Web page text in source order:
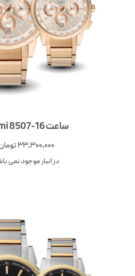
ساعت Laxmi 8507-16
33,300,000تومان
در انبار موجود نمی باشد